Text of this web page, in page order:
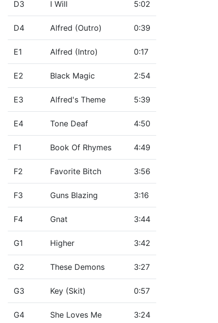
D3 I Will 5:02
D4 Alfred (Outro) 0:39
E1 Alfred (Intro) 0:17
E2 Black Magic 2:54
E3 Alfred's Theme 5:39
E4 Tone Deaf 4:50
F1 Book Of Rhymes 4:49
F2 Favorite Bitch 3:56
F3 Guns Blazing 3:16
F4 Gnat 3:44
G1 Higher 3:42
G2 These Demons 3:27
G3 Key (Skit) 0:57
G4 She Loves Me 3:24